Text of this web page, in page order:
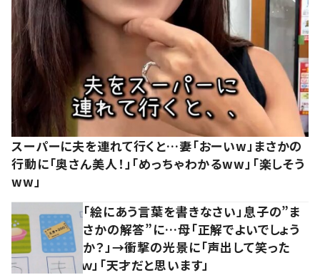
スーパーに夫を連れて行くと…妻「おーいw」まさかの
行動に「奥さん美人！」「めっちゃわかるww」「楽しそう
ww」
「絵にあう言葉を書きなさい」息子の”ま
さかの解答”に…母「正解でよいでしょう
か？」→衝撃の光景に「声出して笑った
ｗ」「天才だと思います」